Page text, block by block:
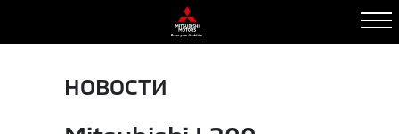
НОВОСТИ